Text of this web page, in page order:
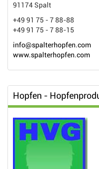
91174 Spalt
+49 91 75 - 7 88-88
+49 91 75 - 7 88-15
info@spalterhopfen.com
www.spalterhopfen.com
Hopfen -